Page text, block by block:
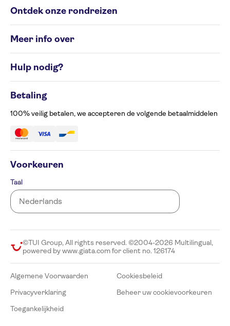
Ontdek onze rondreizen
Groepsrondreizen
Rondreisbestemmingen
Meer info over
Cookiesbeleid
Privacyverklaring
Beheer uw cookievoorkeuren
Toegankelijkheid
Hulp nodig?
Klachtenformulier
Betaling
100% veilig betalen, we accepteren de volgende betaalmiddelen
Voorkeuren
Taal
©TUI Group, All rights reserved. ©2004-2026 Multilingual,
powered by www.giata.com for client no. 126174
Algemene Voorwaarden
Cookiesbeleid
Privacyverklaring
Beheer uw cookievoorkeuren
Toegankelijkheid